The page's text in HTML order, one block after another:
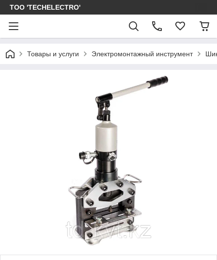
ТОО 'TECHELECTRO'
Товары и услуги Электромонтажный инструмент